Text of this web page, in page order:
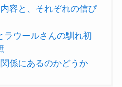
容と、それぞれの信ぴ
ラウールさんの馴れ初
係にあるのかどうか